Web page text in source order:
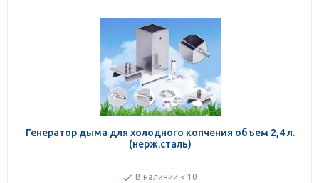
Генератор дыма для холодного копчения объем 2,4 л.
(нерж.сталь)
В наличии < 10